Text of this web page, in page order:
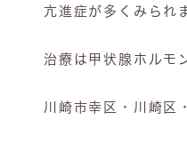
亢進症が多くみられ
治療は甲状腺ホルモ
川崎市幸区・川崎